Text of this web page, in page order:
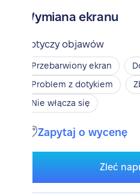
Wymiana ekranu
Dotyczy objawów
Przebarwiony ekran
Problem z dotykiem
Nie włącza się
Zapytaj o wycenę
Zleć